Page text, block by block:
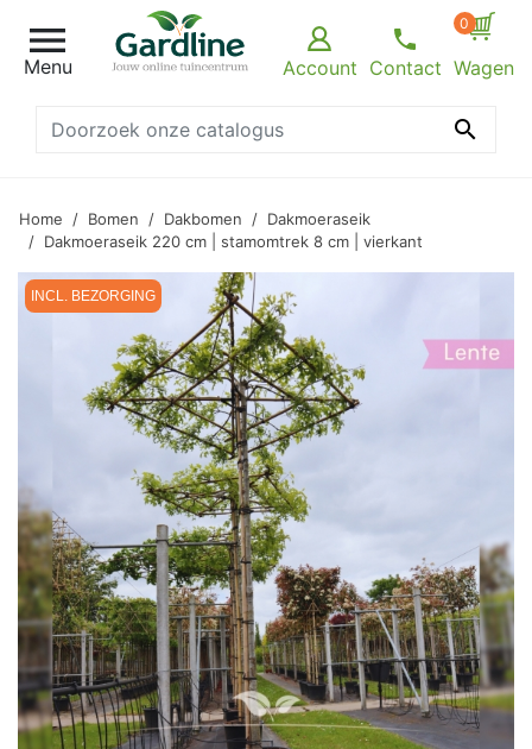

Menu Account Contact
0
Wagen

Home Bomen Dakbomen
Dakmoeraseik
Dakmoeraseik 220 cm | stamomtrek 8 cm | vierkant
INCL. BEZORGING